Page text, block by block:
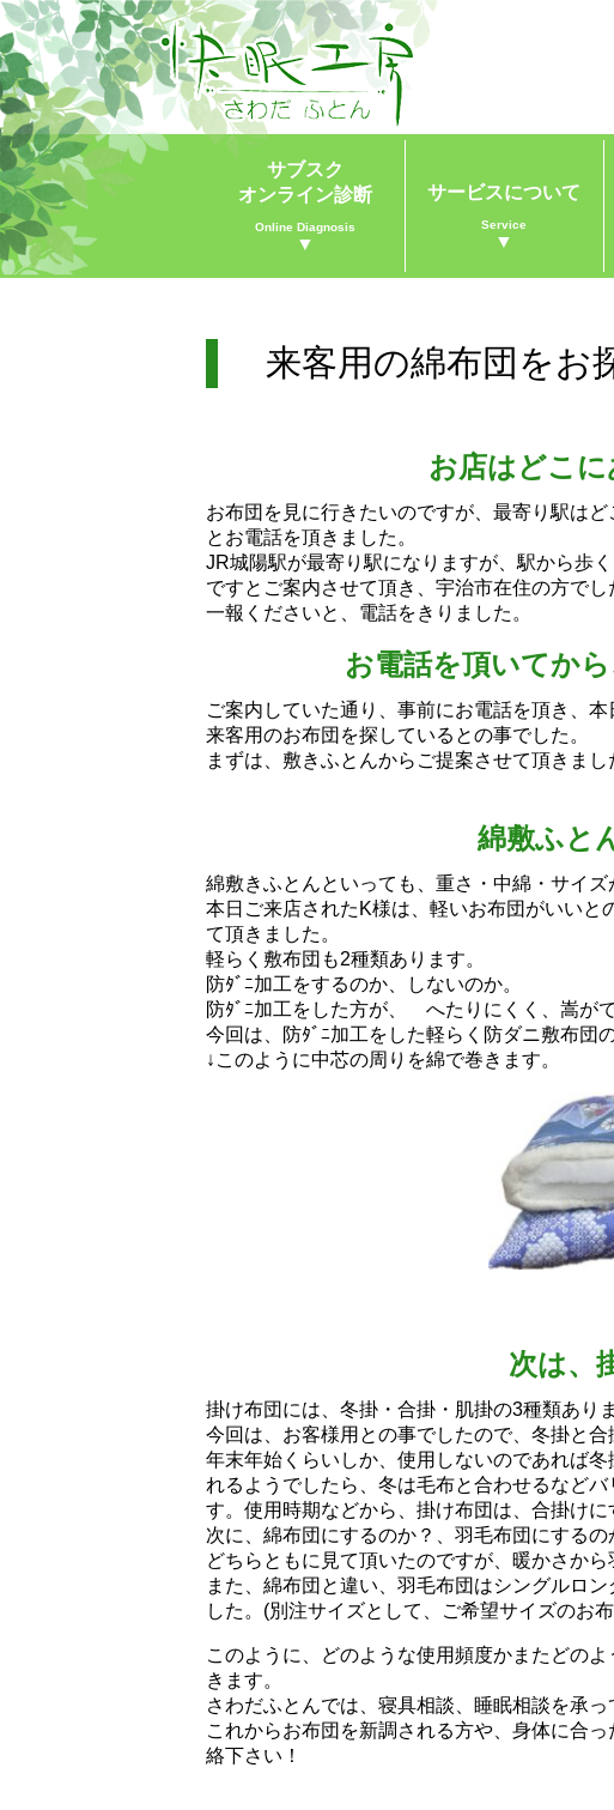
サブスク
オンライン診断
Online Diagnosis
▼
サービスについて
Service
▼
来客用の綿布団をお
お店はどこ
お布団を見に行きたいのですが、最寄り駅はど
とお電話を頂きました。
JR城陽駅が最寄り駅になりますが、駅から歩
ですとご案内させて頂き、宇治市在住の方で
一報くださいと、電話をきりました。
お電話を頂いてか
ご案内していた通り、事前にお電話を頂き、本
来客用のお布団を探しているとの事でした。
まずは、敷きふとんからご提案させて頂きまし
綿敷ふと
綿敷きふとんといっても、重さ・中綿・サイズ
本日ご来店されたK様は、軽いお布団がいい
て頂きました。
軽らく敷布団も2種類あります。
防ﾀﾞﾆ加工をするのか、しないのか。
防ﾀﾞﾆ加工をした方が、 へたりにくく、嵩がで
今回は、防ﾀﾞﾆ加工をした軽らく防ダニ敷布団
↓このように中芯の周りを綿で巻きます。
次は、
掛け布団には、冬掛・合掛・肌掛の3種類ありま
今回は、お客様用との事でしたので、冬掛と合
年末年始くらいしか、使用しないのであれば
れるようでしたら、冬は毛布と合わせるなど
す。使用時期などから、掛け布団は、合掛けに
次に、綿布団にするのか？、羽毛布団にするの
どちらともに見て頂いたのですが、暖かさから
また、綿布団と違い、羽毛布団はシングルロ
した。(別注サイズとして、ご希望サイズのお
このように、どのような使用頻度かまたどの
きます。
さわだふとんでは、寝具相談、睡眠相談を承っ
これからお布団を新調される方や、身体に合
絡下さい！